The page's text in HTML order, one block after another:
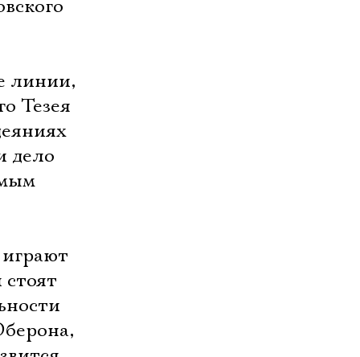
линии,
Тезея
дело